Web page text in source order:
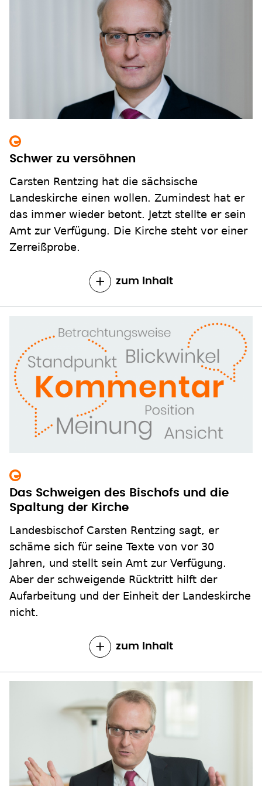
Schwer zu versöhnen
Carsten Rentzing hat die sächsische
Landeskirche einen wollen. Zumindest hat er
das immer wieder betont. Jetzt stellte er sein
Amt zur Verfügung. Die Kirche steht vor einer
Zerreißprobe.
zum Inhalt
Das Schweigen des Bischofs und die
Spaltung der Kirche
Landesbischof Carsten Rentzing sagt, er
schäme sich für seine Texte von vor 30
Jahren, und stellt sein Amt zur Verfügung.
Aber der schweigende Rücktritt hilft der
Aufarbeitung und der Einheit der Landeskirche
nicht.
zum Inhalt